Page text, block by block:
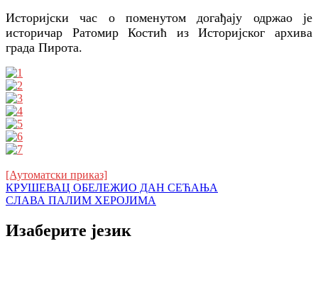
Историјски час о поменутом догађају одржао је
историчар Ратомир Костић из Историјског архива
града Пирота.
[Аутоматски приказ]
Кретање
чланка
КРУШЕВАЦ ОБЕЛЕЖИО ДАН СЕЋАЊА
СЛАВА ПАЛИМ ХЕРОЈИМА
Изаберите језик